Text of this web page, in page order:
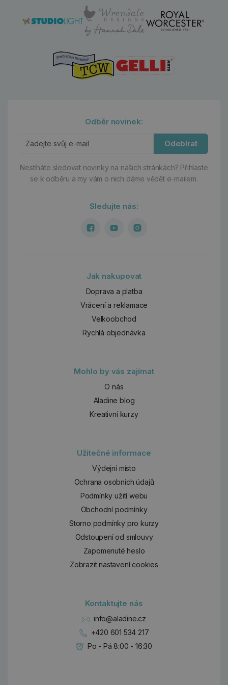
Odběr novinek:
Odebírat
Nestíháte sledovat novinky na našich stránkách? Přihlaste
se k odběru a my vám o nich dáme vědět e-mailem.
Sledujte nás:
Jak nakupovat
Doprava a platba
Vrácení a reklamace
Velkoobchod
Rychlá objednávka
Mohlo by vás zajímat
O nás
Aladine blog
Kreativní kurzy
Užitečné informace
Výdejní místo
Ochrana osobních údajů
Podmínky užití webu
Obchodní podmínky
Storno podmínky pro kurzy
Odstoupení od smlouvy
Zapomenuté heslo
Zobrazit nastavení cookies
Kontaktujte nás
info@aladine.cz
+420 601 534 217
Po - Pá 8:00 - 16:30